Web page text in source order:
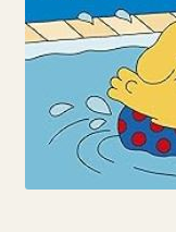
Contato
Minha Conta
Política de